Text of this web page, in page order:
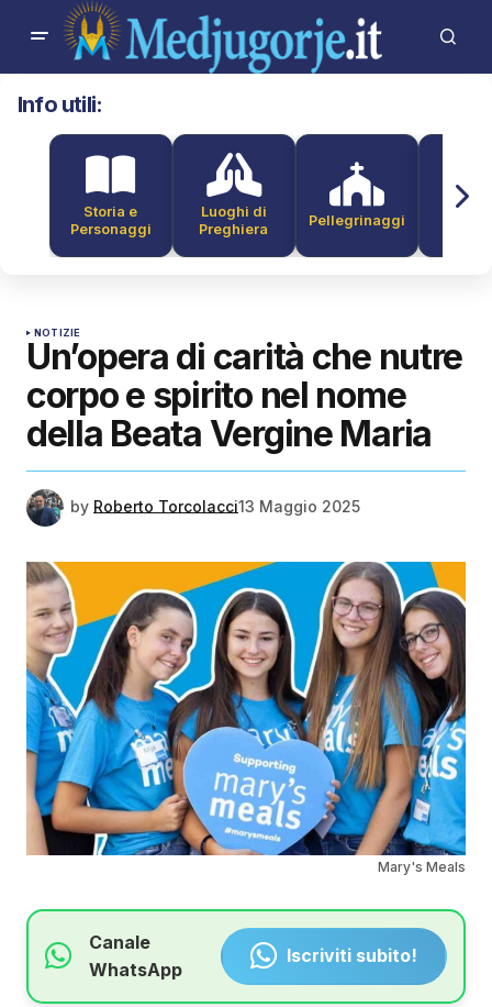
Info utili:
Storia e
Personaggi
Luoghi di
Preghiera
Pellegrinaggi
NOTIZIE
Un’opera di carità che nutre
corpo e spirito nel nome
della Beata Vergine Maria
by Roberto Torcolacci13 Maggio 2025
Mary's Meals
Canale
WhatsApp
Iscriviti subito!